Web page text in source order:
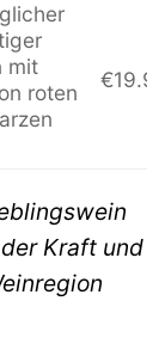
mit
roten
Kraft und